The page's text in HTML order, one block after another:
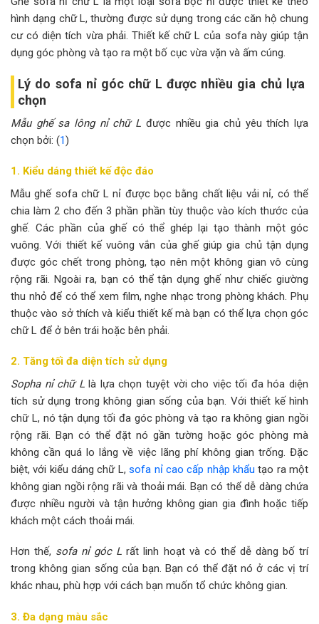
hình dạng chữ L, thường được sử dụng trong các căn hộ chung
cư có diện tích vừa phải. Thiết kế chữ L của sofa này giúp tận
dụng góc phòng và tạo ra một bố cục vừa vặn và ấm cúng.
Lý do sofa nỉ góc chữ L được nhiều gia chủ lựa
chọn
Mẫu ghế sa lông nỉ chữ L được nhiều gia chủ yêu thích lựa
chọn bởi: (1)
1. Kiểu dáng thiết kế độc đáo
Mẫu ghế sofa chữ L nỉ được bọc bằng chất liệu vải nỉ, có thể
chia làm 2 cho đến 3 phần phần tùy thuộc vào kích thước của
ghế. Các phần của ghế có thể ghép lại tạo thành một góc
vuông. Với thiết kế vuông vắn của ghế giúp gia chủ tận dụng
được góc chết trong phòng, tạo nên một không gian vô cùng
rộng rãi. Ngoài ra, bạn có thể tận dụng ghế như chiếc giường
thu nhỏ để có thể xem film, nghe nhạc trong phòng khách. Phụ
thuộc vào sở thích và kiểu thiết kế mà bạn có thể lựa chọn góc
chữ L để ở bên trái hoặc bên phải.
2. Tăng tối đa diện tích sử dụng
Sopha nỉ chữ Llà lựa chọn tuyệt vời cho việc tối đa hóa diện
tích sử dụng trong không gian sống của bạn. Với thiết kế hình
chữ L, nó tận dụng tối đa góc phòng và tạo ra không gian ngồi
rộng rãi. Bạn có thể đặt nó gần tường hoặc góc phòng mà
không cần quá lo lắng về việc lãng phí không gian trống. Đặc
biệt, với kiểu dáng chữ L,sofa nỉ cao cấp nhập khẩu tạo ra một
không gian ngồi rộng rãi và thoải mái. Bạn có thể dễ dàng chứa
được nhiều người và tận hưởng không gian gia đình hoặc tiếp
khách một cách thoải mái.
Hơn thế, sofa nỉ góc L rất linh hoạt và có thể dễ dàng bố trí
trong không gian sống của bạn. Bạn có thể đặt nó ở các vị trí
khác nhau, phù hợp với cách bạn muốn tổ chức không gian.
3. Đa dạng màu sắc